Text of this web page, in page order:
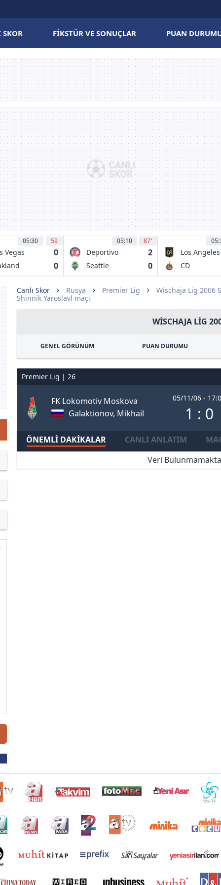
SKOR FIKSTÜR VE SONUÇLAR PUAN
05:30 59
Vegas
0
0
05:10 87'
Deportivo
Toluca FC
2
Seattle
0
Los Angeles
FC
CD
Canlı Skor Rusya Premier Lig
Wischaja Lig 2006
Shinnik Yaroslavl maçı
WISCHAJA LIG
GENEL GÖRÜNÜM PUAN DURUMU
Premier Lig | 26
FK Lokomotiv Moskova
Galaktionov, Mikhail
05/11/06 -
1 : 0
ÖNEMLI DAKIKALAR CANLI ANLATIM
Veri